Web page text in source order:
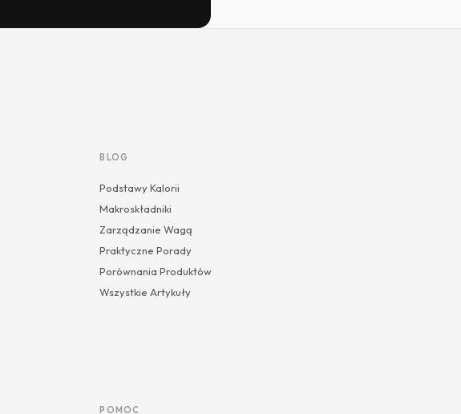
BLOG
Podstawy Kalorii
Makroskładniki
Zarządzanie Wagą
Praktyczne Porady
Porównania Produktów
Wszystkie Artykuły
POMOC